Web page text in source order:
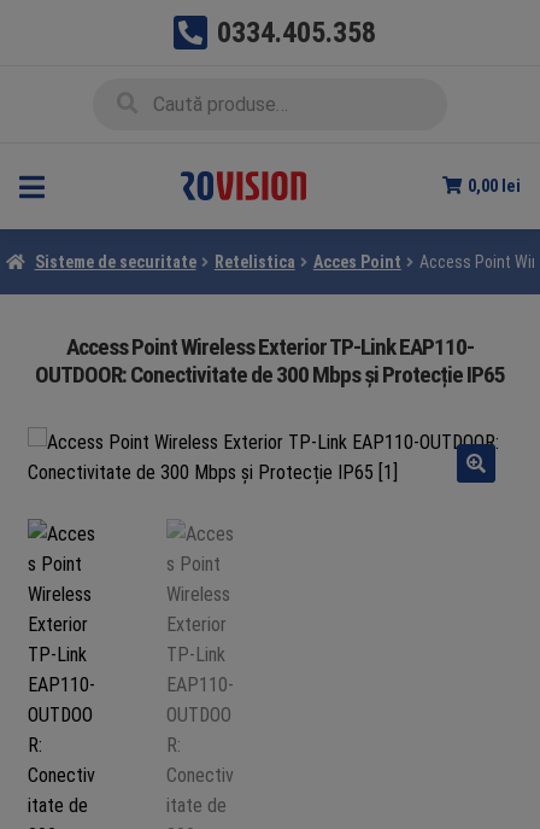
0334.405.358
0,00 lei
Sisteme de securitate Retelistica Acces Point Access Point
Access Point Wireless Exterior TP-Link EAP110-
OUTDOOR: Conectivitate de 300 Mbps și Protecție IP65